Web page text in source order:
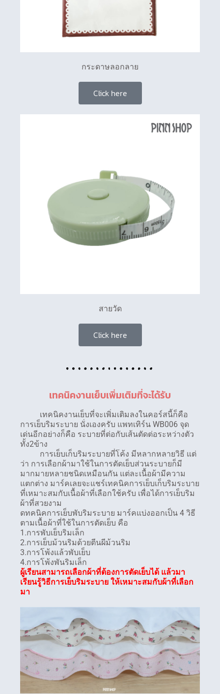
กระดาษลอกลาย
Click here
สายวัด
Click here
เทคนิคงานเย็บเพิ่มเติมที่จะได้รับ
เทคนิคงานเย็บที่จะเพิ่มเติมลงในคอร์สนี้ก็คือ
การเย็บริมระบาย นั่งเองครับ แพทเทิร์น WB006 จุด
เด่นอีกอย่างก็คือ ระบายที่ต่อกับเส้นตัดต่อระหว่างตัว
ทั้ง2ข้าง
การเย็บเก็บริมระบายที่โค้ง มีหลากหลายวิธี แต่
ว่า การเลือกผ้ามาใช้ในการตัดเย็บส่วนระบายก็มี
มากมายหลายชนิดเหมือนกัน แต่ละเนื้อผ้ามีความ
แตกต่าง มาร์คเลยจะแชร์เทคนิคการเย็บเก็บริมระบาย
ที่เหมาะสมกับเนื้อผ้าที่เลือกใช้ครับ เพื่อได้การเย็บริม
ผ้าที่สวยงาม
ดทคนิคการเย็บพับริมระบาย มาร์คแบ่งออกเป็น 4 วิธี
ตามเนื้อผ้าที่ใช้ในการตัดเย็บ คือ
1.การพับเย็บริมเล็ก
2.การเย็บม้วนริมด้วยตีนผีม้วนริม
3.การโพ้งแล้วพับเย็บ
4.การโพ้งพันริมเล็ก
ผู้เรียนสามารถเลือกผ้าที่ต้องการตัดเย็บได้ แล้วมา
เรียนรู้วิธีการเย็บริมระบาย ให้เหมาะสมกับผ้าที่เลือก
มา